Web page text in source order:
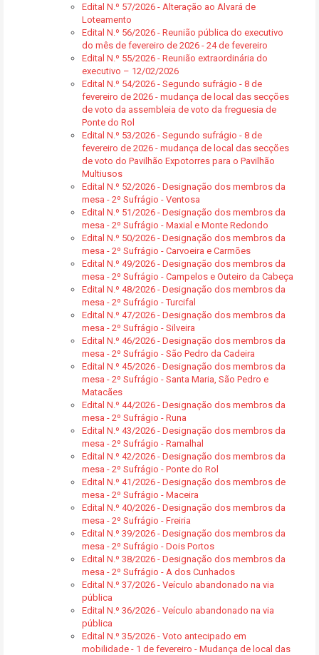
Edital N.º 57/2026 - Alteração ao Alvará de
Loteamento
Edital N.º 56/2026 - Reunião pública do executivo
do mês de fevereiro de 2026 - 24 de fevereiro
Edital N.º 55/2026 - Reunião extraordinária do
executivo – 12/02/2026
Edital N.º 54/2026 - Segundo sufrágio - 8 de
fevereiro de 2026 - mudança de local das secções
de voto da assembleia de voto da freguesia de
Ponte do Rol
Edital N.º 53/2026 - Segundo sufrágio - 8 de
fevereiro de 2026 - mudança de local das secções
de voto do Pavilhão Expotorres para o Pavilhão
Multiusos
Edital N.º 52/2026 - Designação dos membros da
mesa - 2º Sufrágio - Ventosa
Edital N.º 51/2026 - Designação dos membros da
mesa - 2º Sufrágio - Maxial e Monte Redondo
Edital N.º 50/2026 - Designação dos membros da
mesa - 2º Sufrágio - Carvoeira e Carmões
Edital N.º 49/2026 - Designação dos membros da
mesa - 2º Sufrágio - Campelos e Outeiro da Cabeça
Edital N.º 48/2026 - Designação dos membros da
mesa - 2º Sufrágio - Turcifal
Edital N.º 47/2026 - Designação dos membros da
mesa - 2º Sufrágio - Silveira
Edital N.º 46/2026 - Designação dos membros da
mesa - 2º Sufrágio - São Pedro da Cadeira
Edital N.º 45/2026 - Designação dos membros da
mesa - 2º Sufrágio - Santa Maria, São Pedro e
Matacães
Edital N.º 44/2026 - Designação dos membros da
mesa - 2º Sufrágio - Runa
Edital N.º 43/2026 - Designação dos membros da
mesa - 2º Sufrágio - Ramalhal
Edital N.º 42/2026 - Designação dos membros da
mesa - 2º Sufrágio - Ponte do Rol
Edital N.º 41/2026 - Designação dos membros de
mesa - 2º Sufrágio - Maceira
Edital N.º 40/2026 - Designação dos membros da
mesa - 2º Sufrágio - Freiria
Edital N.º 39/2026 - Designação dos membros da
mesa - 2º Sufrágio - Dois Portos
Edital N.º 38/2026 - Designação dos membros da
mesa - 2º Sufrágio - A dos Cunhados
Edital N.º 37/2026 - Veículo abandonado na via
pública
Edital N.º 36/2026 - Veículo abandonado na via
pública
Edital N.º 35/2026 - Voto antecipado em
mobilidade - 1 de fevereiro - Mudança de local das